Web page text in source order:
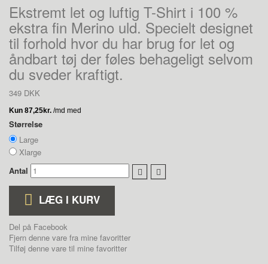
Ekstremt let og luftig T-Shirt i 100 %
ekstra fin Merino uld. Specielt designet
til forhold hvor du har brug for let og
åndbart tøj der føles behageligt selvom
du sveder kraftigt.
349 DKK
Størrelse
Large
Xlarge
Antal
LÆG I KURV
Del på Facebook
Fjern denne vare fra mine favoritter
Tilføj denne vare til mine favoritter